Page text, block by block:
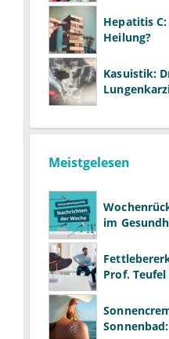
Hepatitis
Heilung?
Kasuistik:
Meistgelesen
im
Prof.